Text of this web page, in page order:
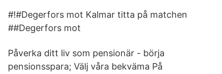
#!#Degerfors mot Kalmar titta på matchen
##Degerfors mot
Påverka ditt liv som pensionär - börja
pensionsspara; Välj våra bekväma På